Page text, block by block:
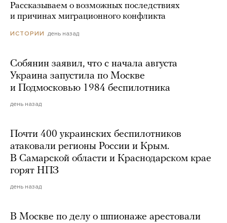
Рассказываем о возможных последствиях
и причинах миграционного конфликта
ИСТОРИИ день назад
Собянин заявил, что с начала августа
Украина запустила по Москве
и Подмосковью 1984 беспилотника
день назад
Почти 400 украинских беспилотников
атаковали регионы России и Крым.
В Самарской области и Краснодарском крае
горят НПЗ
день назад
В Москве по делу о шпионаже арестовали